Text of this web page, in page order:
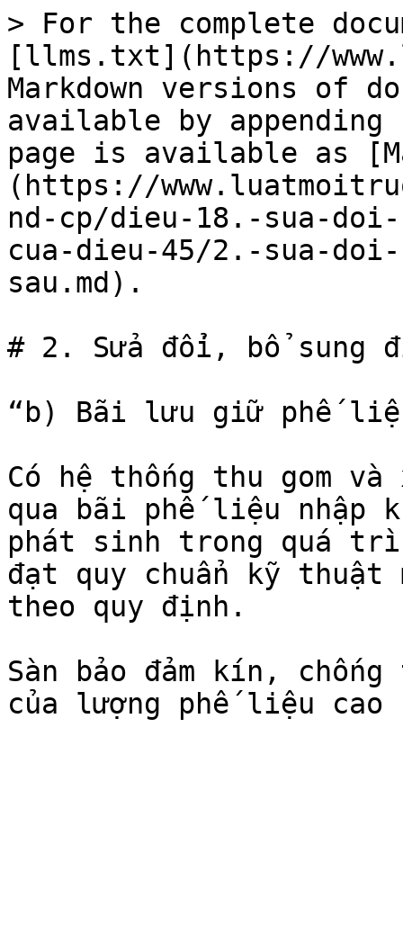
> For the complete
[llms.txt](https://
Markdown versions of
available by
page is available as
(https://
nd-cp/dieu-18.-sua-doi-
cua-dieu-45/2.-sua-doi-
sau.md).
# 2. Sửa đổi, bổ sung
“b) Bãi lưu giữ phế
Có hệ thống thu gom
qua bãi phế liệu nhập
phát sinh trong quá
đạt quy chuẩn kỹ
theo quy định.
Sàn bảo đảm kín,